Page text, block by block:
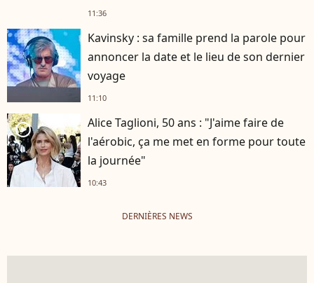
11:36
Kavinsky : sa famille prend la parole pour
annoncer la date et le lieu de son dernier
voyage
11:10
player2
Alice Taglioni, 50 ans : "J'aime faire de
l'aérobic, ça me met en forme pour toute
la journée"
10:43
DERNIÈRES NEWS